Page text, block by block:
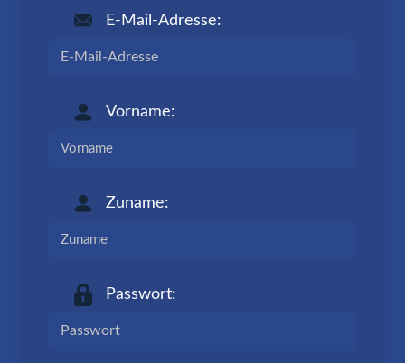
E-Mail-Adresse:
Vorname:
Zuname:
Passwort: